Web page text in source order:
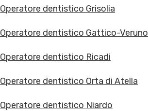
Operatore dentistico Grisolia
Operatore dentistico Gattico-Veruno
Operatore dentistico Ricadi
Operatore dentistico Orta di Atella
Operatore dentistico Niardo